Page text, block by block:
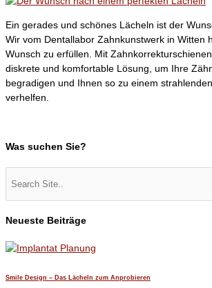
Ein gerades und schönes Lächeln ist der
Wir vom Dentallabor Zahnkunstwerk in Witten
Wunsch zu erfüllen. Mit
diskrete und komfortable Lösung, um Ihre
begradigen und Ihnen so zu einem
verhelfen.
Was suchen Sie?
Neueste Beiträge
Smile Design – Das Lächeln zum Anprobieren